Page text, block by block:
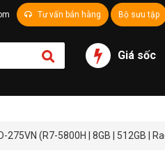
Tư vấn bán hàng Bộ sưu tập
Giá sốc
275VN (R7-5800H | 8GB | 512GB |